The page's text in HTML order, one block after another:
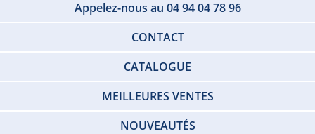
Appelez-nous au 04 94 04 78 96
CONTACT
CATALOGUE
MEILLEURES VENTES
NOUVEAUTÉS